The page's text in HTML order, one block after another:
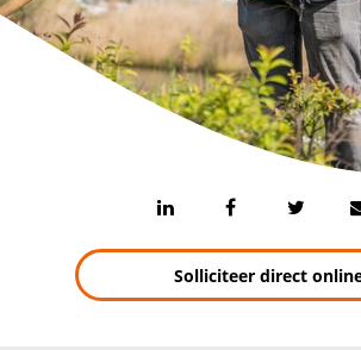
Solliciteer direct